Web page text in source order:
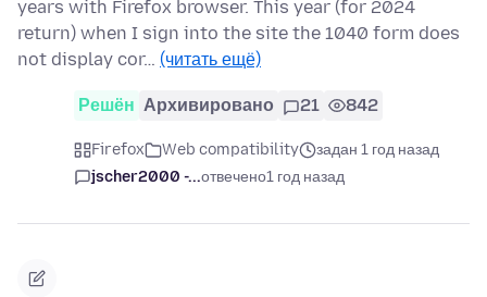
years with Firefox browser. This year (for 2024
return) when I sign into the site the 1040 form does
not display cor… (читать ещё)
Решён Архивировано 21 842
Firefox Web compatibility
задан 1 год назад
jscher2000 -...отвечено1 год назад